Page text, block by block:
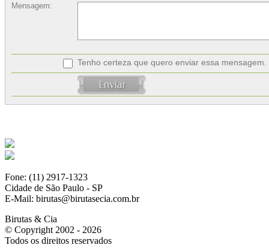
Mensagem:
Tenho certeza que quero enviar essa mensagem.
Fone: (11) 2917-1323
Cidade de São Paulo - SP
E-Mail: birutas@birutasecia.com.br
Birutas & Cia
© Copyright 2002 - 2026
Todos os direitos reservados